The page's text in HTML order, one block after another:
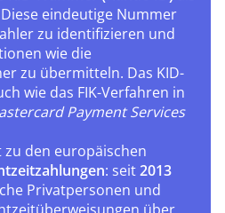
eindeutige Nummer
zu identifizieren und
wie die
zu übermitteln. Das KID-
wie das FIK-Verfahren in
Payment Services
den europäischen
: seit2013
Privatpersonen und
über